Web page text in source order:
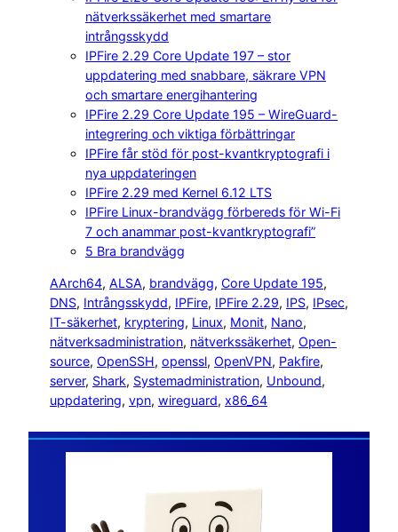
nätverkssäkerhet med smartare
intrångsskydd
IPFire 2.29 Core Update 197 – stor
uppdatering med snabbare, säkrare VPN
och smartare energihantering
IPFire 2.29 Core Update 195 – WireGuard-
integrering och viktiga förbättringar
IPFire får stöd för post-kvantkryptografi i
nya uppdateringen
IPFire 2.29 med Kernel 6.12 LTS
IPFire Linux-brandvägg förbereds för Wi-Fi
7 och anammar post-kvantkryptografi”
5 Bra brandvägg
AArch64, ALSA, brandvägg, Core Update 195
DNS, Intrångsskydd, IPFire, IPFire 2.29, IPS, IPsec
IT-säkerhet, kryptering, Linux, Monit, Nano
nätverksadministration, nätverkssäkerhet, Open-
source, OpenSSH, openssl, OpenVPN, Pakfire
server, Shark, Systemadministration, Unbound
uppdatering, vpn, wireguard, x86_64